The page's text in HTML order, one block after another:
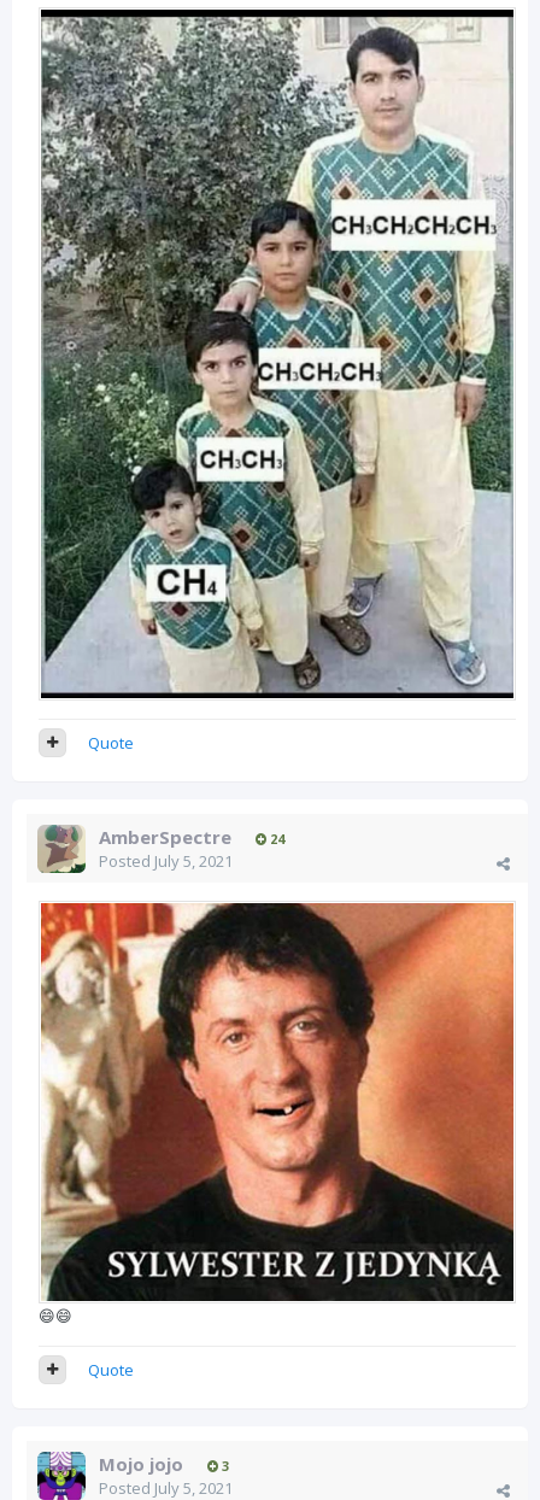
Quote
AmberSpectre 24
Posted July 5, 2021
😄😄
Quote
Mojo jojo 3
Posted July 5, 2021